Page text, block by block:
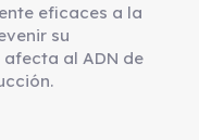
eficaces a la
su
al ADN de